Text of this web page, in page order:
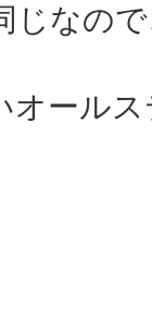
じなの
ール